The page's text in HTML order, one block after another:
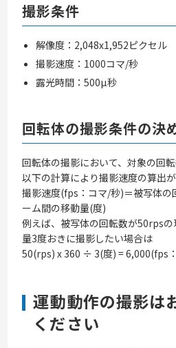
撮影条件
解像度：2,048x1,952ピクセル
撮影速度：1000コマ/秒
露光時間：500µ秒
回転体の撮影条件の決
回転体の撮影において、対象の回
以下の計算により撮影速度の算出が
撮影速度(fps：コマ/秒)＝被写体
ーム間の移動量(度)
例えば、被写体の回転数が50rps
量3度おきに撮影したい場合は
50(rps) x 360 ÷ 3(度) = 6,000(fps
運動動作の撮影は
ください